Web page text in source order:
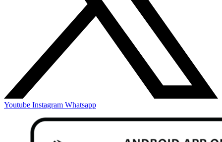
Youtube Instagram Whatsapp